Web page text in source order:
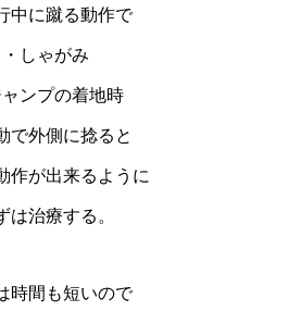
中に蹴る動作で
・しゃがみ
ャンプの着地時
で外側に捻ると
作が出来るように
は治療する。
時間も短いので